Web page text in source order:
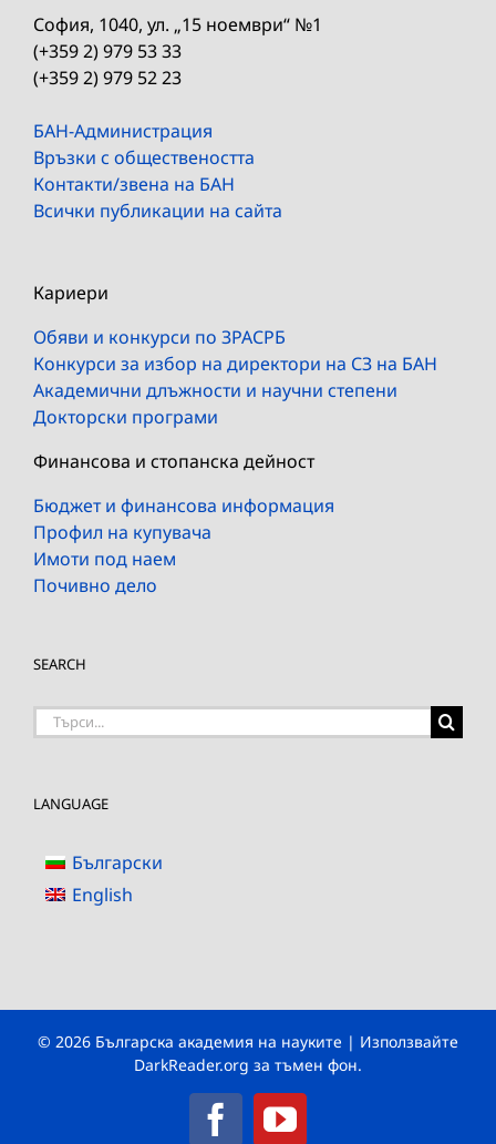
София, 1040, ул. „15 ноември“ №1
(+359 2) 979 53 33
(+359 2) 979 52 23
БАН-Администрация
Връзки с обществеността
Контакти/звена на БАН
Всички публикации на сайта
Кариери
Обяви и конкурси по ЗРАСРБ
Конкурси за избор на директори на СЗ на БАН
Академични длъжности и научни степени
Докторски програми
Финансова и стопанска дейност
Бюджет и финансова информация
Профил на купувача
Имоти под наем
Почивно дело
SEARCH
Търсене
LANGUAGE
Български
English
© 2026 Българска академия на науките | Използвайте
DarkReader.org за тъмен фон.
FacebookYouTube